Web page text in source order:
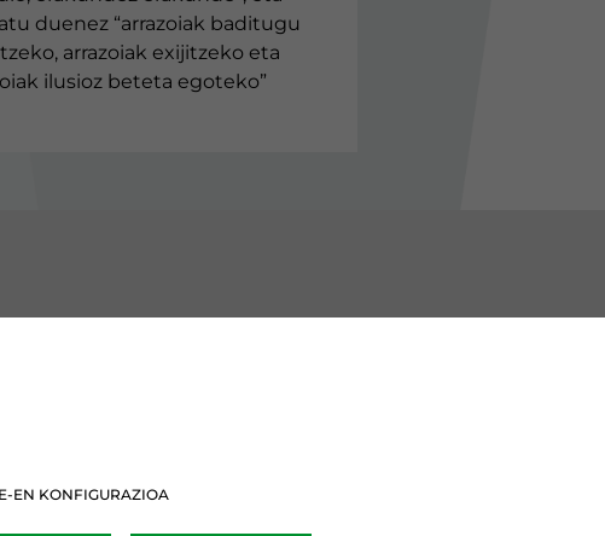
duenez “arrazoiak baditugu
arrazoiak exijitzeko eta
ilusioz beteta egoteko”
Gipuzko Buru Batzar
EN KONFIGURAZIOA